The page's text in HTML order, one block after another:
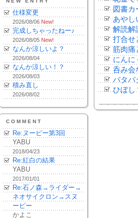
仕様変更
2026/08/06 New!
完成しちゃったねー♪
2026/08/05 New!
なんか涼しいよ？
2026/08/04
なんか涼しい！？
2026/08/03
積み直し
2026/08/02
COMMENT
Re:ヌーピー第3回
YABU
2018/04/23
Re:紅白の結果
YABU
2017/01/01
Re:石ノ森→ライダー→
ネオサイクロン→スヌ
ーピー
かよこ
図書カ
あやし
解読解
打合せ
筋肉痛
にんに
呑み会
バタバ
ひぼし